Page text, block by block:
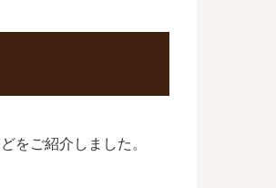
をご紹介しました。